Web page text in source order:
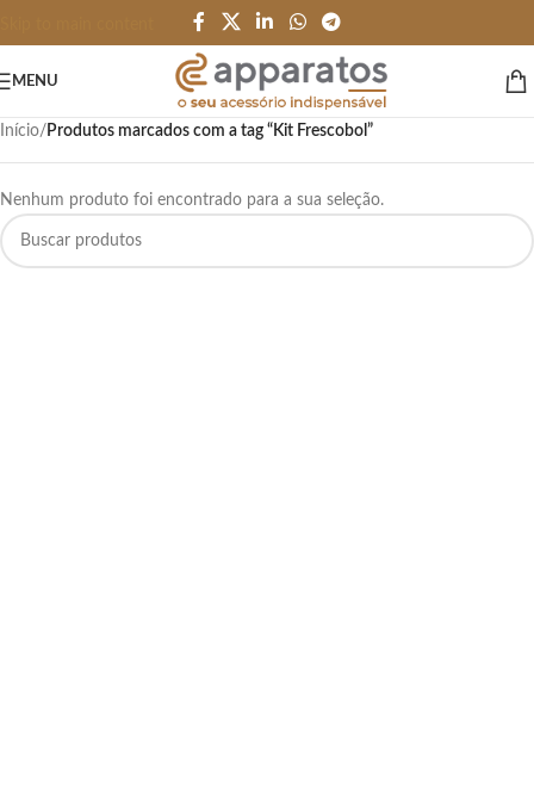
MENU
Início/ Produtos marcados com a tag “Kit Frescobol”
Nenhum produto foi encontrado para a sua seleção.